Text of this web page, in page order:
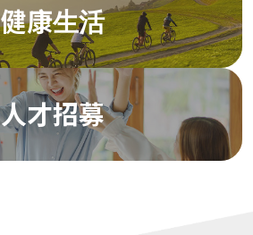
健康生活
人才招募